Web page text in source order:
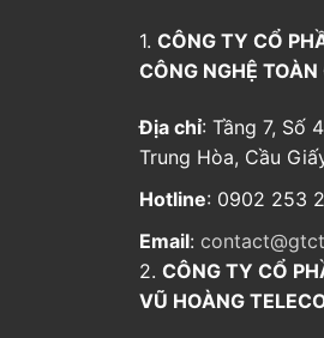
1. CÔNG TY CỔ
CÔNG NGHỆ
Địa chỉ: Tầng 7, Số
Trung Hòa, Cầu
Hotline: 0902 253
Email:
2. CÔNG TY CỔ
VŨ HOÀNG